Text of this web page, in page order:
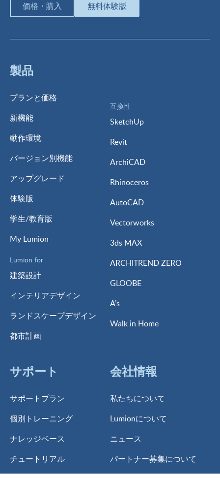
価格・購入 無料体験版
製品
プランと価格
新機能
動作環境
バージョン別機能
アップグレード
体験版
学生/教育版
My Lumion
Lumion for
建築設計
インテリアデザイン
ランドスケープデザイン
都市計画
互換性
SketchUp
Revit
ArchiCAD
Rhinoceros
AutoCAD
Vectorworks
3ds MAX
ARCHITREND ZERO
GLOOBE
A’s
Walk in Home
サポート
サポートプラン
個別トレーニング
ナレッジベース
チュートリアル
会社情報
私たちについて
Lumionについて
ニュース
パートナー募集について